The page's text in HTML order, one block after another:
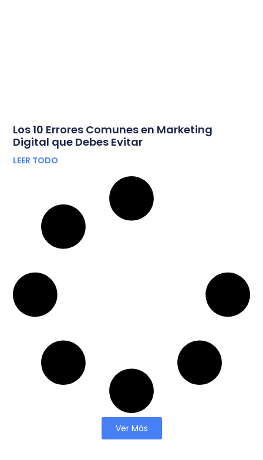
Los 10 Errores Comunes en Marketing
Digital que Debes Evitar
LEER TODO
Ver Más